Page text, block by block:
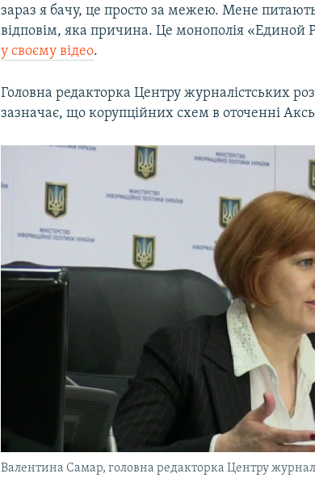
зараз я бачу, це просто за межею. Мене
відповім, яка причина. Це монополія «Единой
у своєму відео.
Головна редакторка Центру журналістських
зазначає, що корупційних схем в оточенні
Валентина Самар, головна редакторка Центру